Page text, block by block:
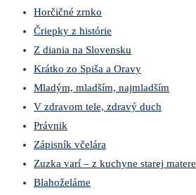
Horčičné zrnko
Čriepky z histórie
Z diania na Slovensku
Krátko zo Spiša a Oravy
Mladým, mladším, najmladším
V zdravom tele, zdravý duch
Právnik
Zápisník včelára
Zuzka varí – z kuchyne starej matere
Blahoželáme